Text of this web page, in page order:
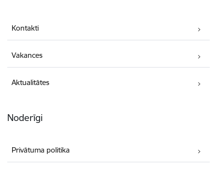
Kontakti
Vakances
Aktualitātes
Noderīgi
Privātuma politika